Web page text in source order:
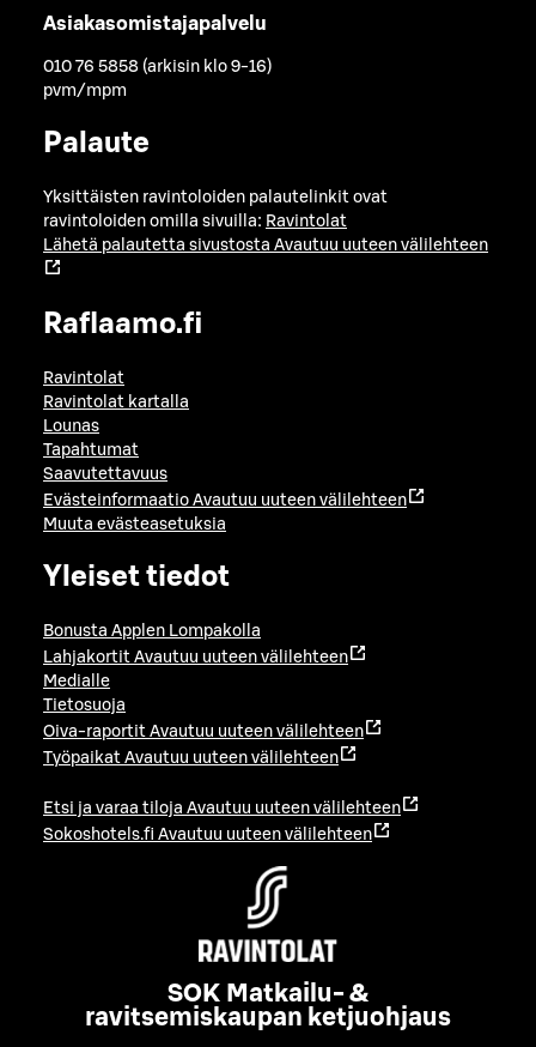
Asiakasomistajapalvelu
010 76 5858 (arkisin klo 9-16)
pvm/mpm
Palaute
Yksittäisten ravintoloiden palautelinkit ovat
ravintoloiden omilla sivuilla: Ravintolat
Lähetä palautetta sivustosta Avautuu uuteen välilehteen
Raflaamo.fi
Ravintolat
Ravintolat kartalla
Lounas
Tapahtumat
Saavutettavuus
Evästeinformaatio Avautuu uuteen välilehteen
Muuta evästeasetuksia
Yleiset tiedot
Bonusta Applen Lompakolla
Lahjakortit Avautuu uuteen välilehteen
Medialle
Tietosuoja
Oiva-raportit Avautuu uuteen välilehteen
Työpaikat Avautuu uuteen välilehteen
Etsi ja varaa tiloja Avautuu uuteen välilehteen
Sokoshotels.fi Avautuu uuteen välilehteen
SOK Matkailu- &
ravitsemiskaupan ketjuohjaus